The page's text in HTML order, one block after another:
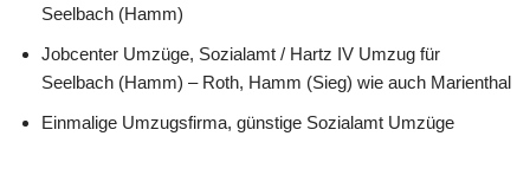
Seelbach (Hamm)
Jobcenter Umzüge, Sozialamt / Hartz IV Umzug für
Seelbach (Hamm) – Roth, Hamm (Sieg) wie auch Marienthal
Einmalige Umzugsfirma, günstige Sozialamt Umzüge